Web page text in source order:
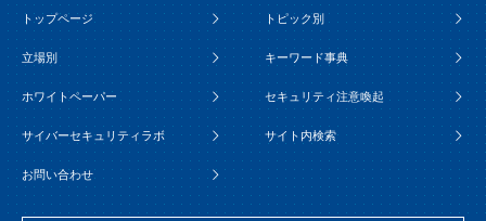
トップページ トピック別
立場別 キーワード事典
ホワイトペーパー セキュリティ注意喚起
サイバーセキュリティラボ サイト内検索
お問い合わせ